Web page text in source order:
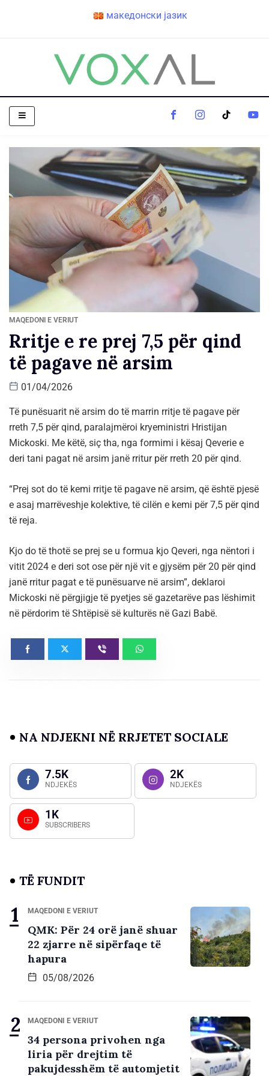
македонски јазик
MAQEDONI E VERIUT
Rritje e re prej 7,5 për qind
të pagave në arsim
01/04/2026
Të punësuarit në arsim do të marrin rritje të pagave për
rreth 7,5 për qind, paralajmëroi kryeministri Hristijan
Mickoski. Me këtë, siç tha, nga formimi i kësaj Qeverie e
deri tani pagat në arsim janë rritur për rreth 20 për qind.
“Prej sot do të kemi rritje të pagave në arsim, që është pjesë
e asaj marrëveshje kolektive, të cilën e kemi për 7,5 për qind
të reja.
Kjo do të thotë se prej se u formua kjo Qeveri, nga nëntori i
vitit 2024 e deri sot ose për një vit e gjysëm për 20 për qind
janë rritur pagat e të punësuarve në arsim”, deklaroi
Mickoski në përgjigje të pyetjes së gazetarëve pas lëshimit
në përdorim të Shtëpisë së kulturës në Gazi Babë.
NA NDJEKNI NË RRJETET SOCIALE
7.5K
NDJEKËS
2K
NDJEKËS
1K
SUBSCRIBERS
TË FUNDIT
MAQEDONI E VERIUT
QMK: Për 24 orë janë shuar
22 zjarre në sipërfaqe të
hapura
05/08/2026
MAQEDONI E VERIUT
34 persona privohen nga
liria për drejtim të
pakujdesshëm të automjetit